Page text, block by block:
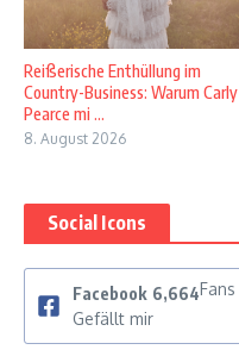
Reißerische Enthüllung im
Country-Business: Warum Carly
Pearce mi ...
8. August 2026
Social Icons
Facebook 6,664Fans
Gefällt mir